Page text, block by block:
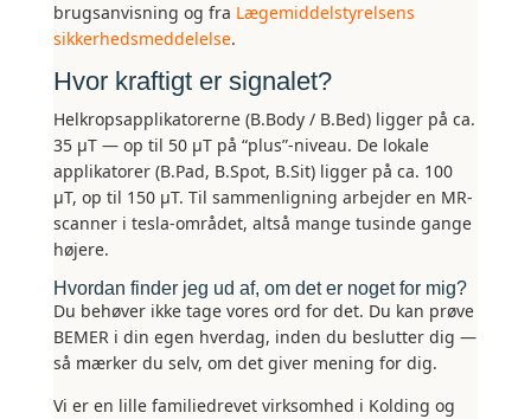
brugsanvisning og fra Lægemiddelstyrelsens
sikkerhedsmeddelelse.
Hvor kraftigt er signalet?
Helkropsapplikatorerne (B.Body / B.Bed) ligger på ca.
35 µT — op til 50 µT på “plus”-niveau. De lokale
applikatorer (B.Pad, B.Spot, B.Sit) ligger på ca. 100
µT, op til 150 µT. Til sammenligning arbejder en MR-
scanner i tesla-området, altså mange tusinde gange
højere.
Hvordan finder jeg ud af, om det er noget for mig?
Du behøver ikke tage vores ord for det. Du kan prøve
BEMER i din egen hverdag, inden du beslutter dig —
så mærker du selv, om det giver mening for dig.
Vi er en lille familiedrevet virksomhed i Kolding og